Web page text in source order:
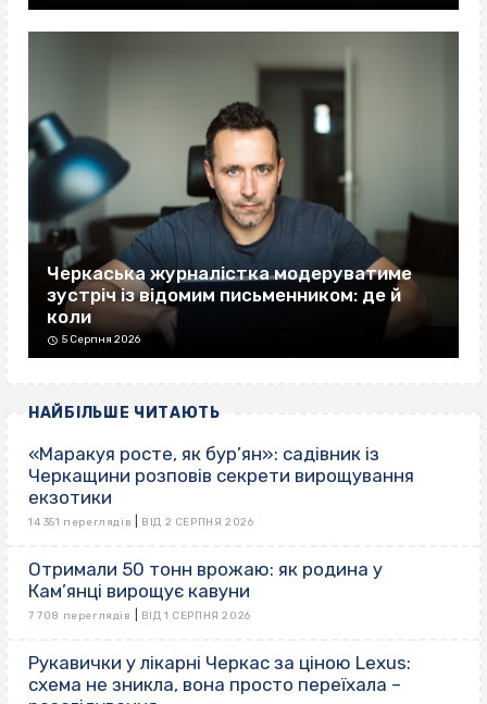
Черкаська журналістка модеруватиме
зустріч із відомим письменником: де й
коли
5 Серпня 2026
НАЙБІЛЬШЕ ЧИТАЮТЬ
«Маракуя росте, як бур’ян»: садівник із
Черкащини розповів секрети вирощування
екзотики
14 351 переглядів ВІД 2 СЕРПНЯ 2026
Отримали 50 тонн врожаю: як родина у
Кам’янці вирощує кавуни
7 708 переглядів ВІД 1 СЕРПНЯ 2026
Рукавички у лікарні Черкас за ціною Lexus:
схема не зникла, вона просто переїхала –